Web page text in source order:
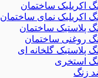
اکریلیک ساختمان
اکریلیک نمای ساختمان
پلاستیک ساختمان
روغنی ساختمان
پلاستیک گلخانه ای
استخری
زنگ